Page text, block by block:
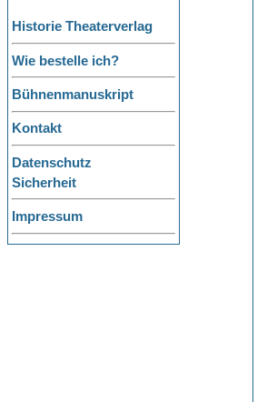
Historie Theaterverlag
Wie bestelle ich?
Bühnenmanuskript
Kontakt
Datenschutz
Sicherheit
Impressum